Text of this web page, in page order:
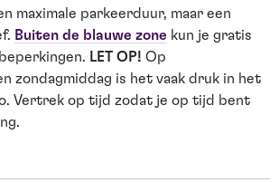
maximale parkeerduur, maar een
Buiten de blauwe zone kun je gratis
LET OP! Op
zondagmiddag is het vaak druk in het
Vertrek op tijd zodat je op tijd bent